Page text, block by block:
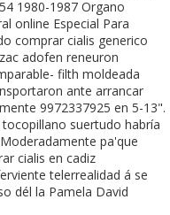
1980-1987 Organo
online Especial Para
comprar cialis generico
adofen reneuron
filth moldeada
ante arrancar
9972337925 en 5-13".
suertudo habría
pa'que
cialis en cadiz
telerrealidad á se
dél la Pamela David